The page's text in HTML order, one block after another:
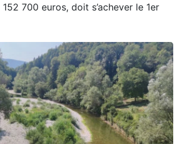
700 euros, doit s’achever le 1er